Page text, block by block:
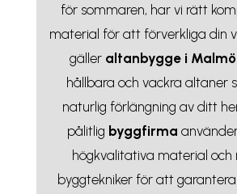
för sommaren, har vi rätt
material för att förverkliga din
gäller altanbygge i Malmö
hållbara och vackra altaner
naturlig förlängning av ditt
pålitlig byggfirma
högkvalitativa material och
byggtekniker för att